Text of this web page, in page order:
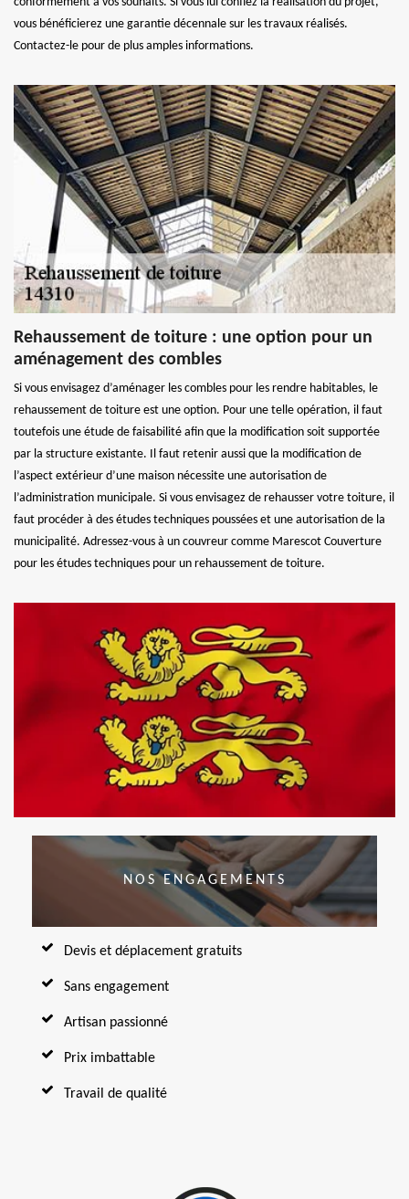
vous bénéficierez une garantie décennale sur les travaux réalisés.
Contactez-le pour de plus amples informations.
Rehaussement de toiture : une option pour un
aménagement des combles
Si vous envisagez d’aménager les combles pour les rendre habitables, le
rehaussement de toiture est une option. Pour une telle opération, il faut
toutefois une étude de faisabilité afin que la modification soit supportée
par la structure existante. Il faut retenir aussi que la modification de
l’aspect extérieur d’une maison nécessite une autorisation de
l’administration municipale. Si vous envisagez de rehausser votre toiture, il
faut procéder à des études techniques poussées et une autorisation de la
municipalité. Adressez-vous à un couvreur comme Marescot Couverture
pour les études techniques pour un rehaussement de toiture.
NOS ENGAGEMENTS
Devis et déplacement gratuits
Sans engagement
Artisan passionné
Prix imbattable
Travail de qualité